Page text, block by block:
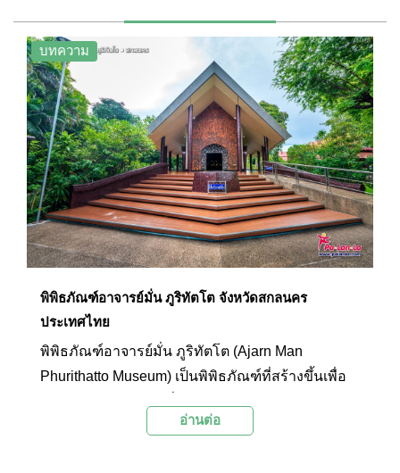
บทความ
พิพิธภัณฑ์อาจารย์มั่น ภูริทัตโต จังหวัดสกลนคร
ประเทศไทย
พิพิธภัณฑ์อาจารย์มั่น ภูริทัตโต (Ajarn Man
Phurithatto Museum) เป็นพิพิธภัณฑ์ที่สร้างขึ้นเพื่อ
สายวิปัสสนาที่มีชื่อเสียงและมีศิษยานุศิษย์เป็นจำนวน
อ่านต่อ